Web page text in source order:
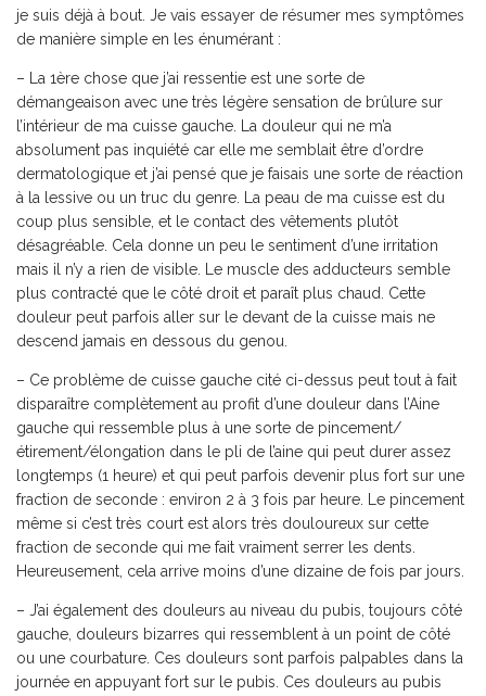
je suis déjà à bout. Je vais essayer de résumer mes symptômes
de manière simple en les énumérant :
– La 1ère chose que j’ai ressentie est une sorte de
démangeaison avec une très légère sensation de brûlure sur
l’intérieur de ma cuisse gauche. La douleur qui ne m’a
absolument pas inquiété car elle me semblait être d’ordre
dermatologique et j’ai pensé que je faisais une sorte de réaction
à la lessive ou un truc du genre. La peau de ma cuisse est du
coup plus sensible, et le contact des vêtements plutôt
désagréable. Cela donne un peu le sentiment d’une irritation
mais il n’y a rien de visible. Le muscle des adducteurs semble
plus contracté que le côté droit et paraît plus chaud. Cette
douleur peut parfois aller sur le devant de la cuisse mais ne
descend jamais en dessous du genou.
– Ce problème de cuisse gauche cité ci-dessus peut tout à fait
disparaître complètement au profit d’une douleur dans l’Aine
gauche qui ressemble plus à une sorte de pincement/
étirement/élongation dans le pli de l’aine qui peut durer assez
longtemps (1 heure) et qui peut parfois devenir plus fort sur une
fraction de seconde : environ 2 à 3 fois par heure. Le pincement
même si c’est très court est alors très douloureux sur cette
fraction de seconde qui me fait vraiment serrer les dents.
Heureusement, cela arrive moins d’une dizaine de fois par jours.
– J’ai également des douleurs au niveau du pubis, toujours côté
gauche, douleurs bizarres qui ressemblent à un point de côté
ou une courbature. Ces douleurs sont parfois palpables dans la
journée en appuyant fort sur le pubis. Ces douleurs au pubis